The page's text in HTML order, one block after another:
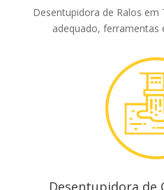
Desentupidora de Ralos
adequado, ferramentas
Desentupidora de